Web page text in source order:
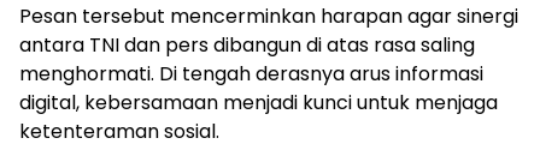
Pesan tersebut mencerminkan harapan agar sinergi
antara TNI dan pers dibangun di atas rasa saling
menghormati. Di tengah derasnya arus informasi
digital, kebersamaan menjadi kunci untuk menjaga
ketenteraman sosial.